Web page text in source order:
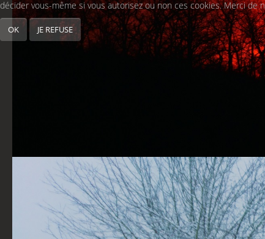
décider vous-même si vous autorisez ou non ces cookies. Merci
OK JE REFUSE